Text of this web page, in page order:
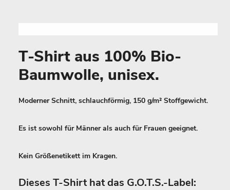
T-Shirt aus 100% Bio-
Baumwolle, unisex.
Moderner Schnitt, schlauchförmig, 150 g/m² Stoffgewicht.
Es ist sowohl für Männer als auch für Frauen geeignet.
Kein Größenetikett im Kragen.
Dieses T-Shirt hat das G.O.T.S.-Label: